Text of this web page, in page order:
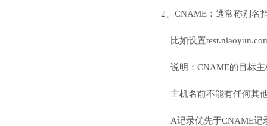
2、CNAME：通常称别名
比如设置
说明：CNAME的目标
主机名前不能有任何其
A记录优先于CNAME记